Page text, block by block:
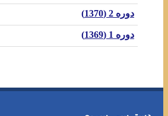
دوره 2 (1370)
دوره 1 (1369)